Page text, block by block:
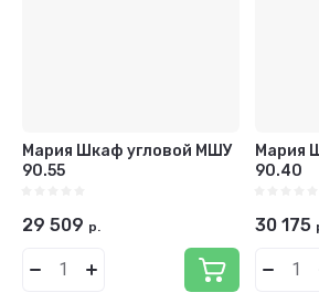
Мария Шкаф угловой МШУ
90.55
29 509 р.
Мария
90.40
30 175